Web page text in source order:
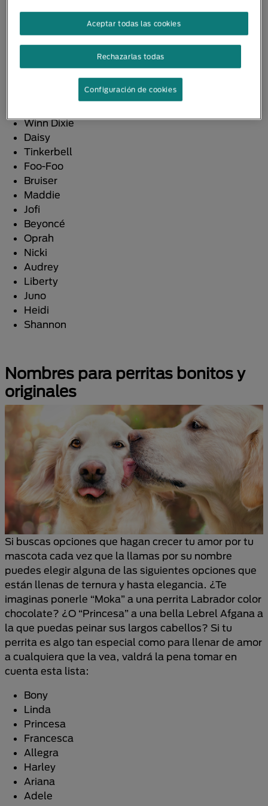
Ladadog
Lady Greyhound
Winn Dixie
Daisy
Tinkerbell
Foo-Foo
Bruiser
Maddie
Jofi
Beyoncé
Oprah
Nicki
Audrey
Liberty
Juno
Heidi
Shannon
Nombres para perritas bonitos y
originales
Si buscas opciones que hagan crecer tu amor por tu
mascota cada vez que la llamas por su nombre
puedes elegir alguna de las siguientes opciones que
están llenas de ternura y hasta elegancia. ¿Te
imaginas ponerle “Moka” a una perrita Labrador color
chocolate? ¿O “Princesa” a una bella Lebrel Afgana a
la que puedas peinar sus largos cabellos? Si tu
perrita es algo tan especial como para llenar de amor
a cualquiera que la vea, valdrá la pena tomar en
cuenta esta lista:
Bony
Linda
Princesa
Francesca
Allegra
Harley
Ariana
Adele
Rechazarlas todas
Aceptar todas las cookies
Configuración de cookies